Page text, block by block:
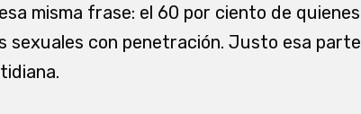
misma frase: el 60 por ciento de quienes
sexuales con penetración. Justo esa parte